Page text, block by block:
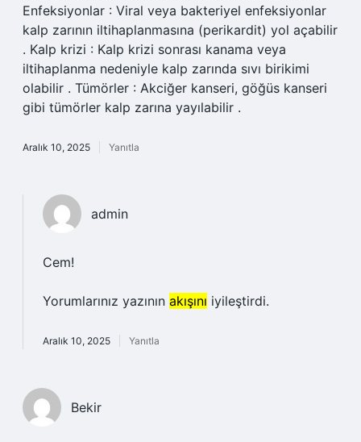
Enfeksiyonlar : Viral veya bakteriyel enfeksiyonlar
kalp zarının iltihaplanmasına (perikardit) yol açabilir
. Kalp krizi : Kalp krizi sonrası kanama veya
iltihaplanma nedeniyle kalp zarında sıvı birikimi
olabilir . Tümörler : Akciğer kanseri, göğüs kanseri
gibi tümörler kalp zarına yayılabilir .
Aralık 10, 2025 Yanıtla
admin
Cem!
Yorumlarınız yazının akışını iyileştirdi.
Aralık 10, 2025 Yanıtla
Bekir